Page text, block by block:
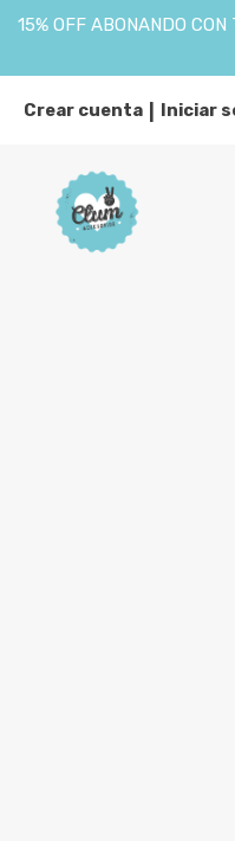
15% OFF ABONANDO
Crear cuenta Iniciar